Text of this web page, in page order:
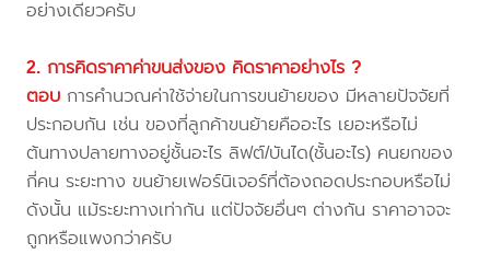
อย่างเดียวครับ
2. การคิดราคาค่าขนส่งของ คิดราคาอย่างไร ?
ตอบ การคำนวณค่าใช้จ่ายในการขนย้ายของ มีหลายปัจจัยที่
ประกอบกัน เช่น ของที่ลูกค้าขนย้ายคืออะไร เยอะหรือไม่
ต้นทางปลายทางอยู่ชั้นอะไร ลิฟต์/บันได(ชั้นอะไร) คนยกของ
กี่คน ระยะทาง ขนย้ายเฟอร์นิเจอร์ที่ต้องถอดประกอบหรือไม่
ดังนั้น แม้ระยะทางเท่ากัน แต่ปัจจัยอื่นๆ ต่างกัน ราคาอาจจะ
ถูกหรือแพงกว่าครับ